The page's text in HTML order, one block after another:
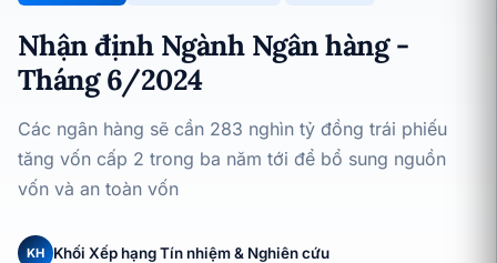
Nhận định Ngành Ngân hàng -
Tháng 6/2024
Các ngân hàng sẽ cần 283 nghìn tỷ đồng trái phiếu
tăng vốn cấp 2 trong ba năm tới để bổ sung nguồn
vốn và an toàn vốn
KH
Khối Xếp hạng Tín nhiệm & Nghiên cứu